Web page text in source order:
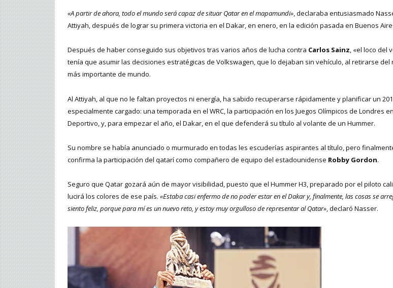
«A partir de ahora, todo el mundo será capaz de situar Qatar en el mapamundi», declaraba entusiasmado
Attiyah, después de lograr su primera victoria en el Dakar, en enero, en la edición pasada en Buenos
Después de haber conseguido sus objetivos tras varios años de lucha contra Carlos Sainz, «el loco del
tenía que asumir las decisiones estratégicas de Volkswagen, que lo dejaban sin vehículo, al retirarse del
más importante de mundo.
Al Attiyah, al que no le faltan proyectos ni energía, ha sabido recuperarse rápidamente y planificar un
especialmente cargado: una temporada en el WRC, la participación en los Juegos Olímpicos de Londres
Deportivo, y, para empezar el año, el Dakar, en el que defenderá su título al volante de un Hummer.
Su nombre se había anunciado o murmurado en todas les escuderías aspirantes al título, pero
confirma la participación del qatarí como compañero de equipo del estadounidense Robby Gordon.
Seguro que Qatar gozará aún de mayor visibilidad, puesto que el Hummer H3, preparado por el piloto
lucirá los colores de ese país. «Estaba casi enfermo de no poder estar en el Dakar y, finalmente, las cosas se
siento feliz, porque para mí es un nuevo reto, y estoy muy orgulloso de representar al Qatar», declaró Nasser.